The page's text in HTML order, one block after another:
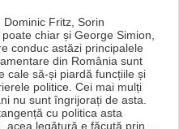
Dominic Fritz, Sorin
chiar și George Simion,
conduc astăzi principalele
din România sunt
cale să-și piardă funcțiile și
politice. Cei mai mulți
nu sunt îngrijorați de asta.
cu politica asta
acea legătură e făcută prin